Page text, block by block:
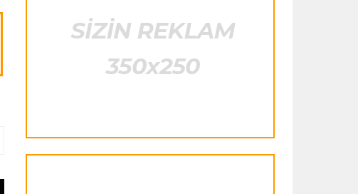
Simeone Xulian Alvaresin